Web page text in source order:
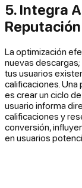
5. Integra
La optimización
nuevas
tus usuarios
calificaciones.
es crear un ciclo
usuario informa
calificaciones y
conversión,
en usuarios